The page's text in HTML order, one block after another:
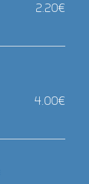
2.20€
4.00€